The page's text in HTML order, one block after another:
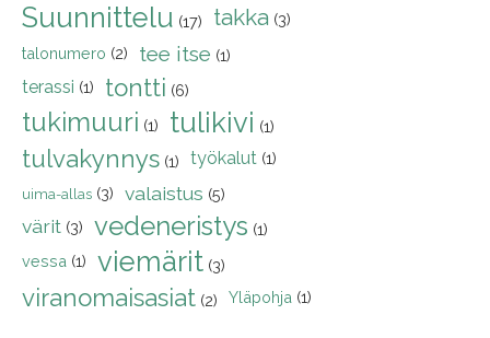
Suunnittelu (17) takka (3)
talonumero (2) tee itse (1)
terassi (1) tontti (6)
tukimuuri (1) tulikivi (1)
tulvakynnys (1) työkalut (1)
uima-allas (3) valaistus (5)
värit (3) vedeneristys (1)
vessa (1) viemärit (3)
viranomaisasiat (2) Yläpohja (1)